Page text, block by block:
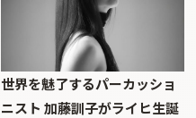
世界を魅了するパーカッショ
ニスト 加藤訓子がライヒ生誕